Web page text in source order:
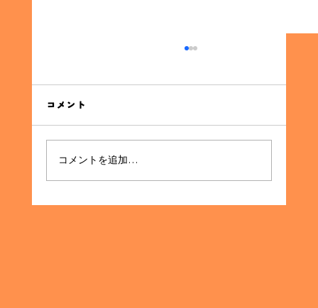
同窓会の集金代行サービスの利点 同窓会を企画
する際に直面する最大の課題の一つが、参加者
ています。本記事では、集金代行サービスがど
のように同窓会の企画...
コメント
コメントを追加…